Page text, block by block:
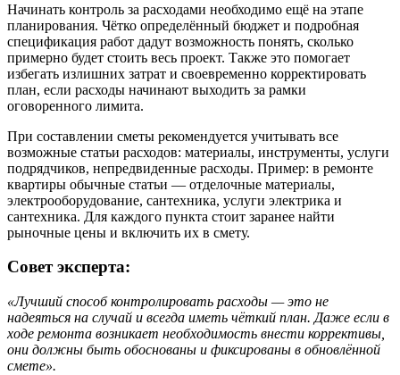
Начинать контроль за расходами необходимо ещё на этапе
планирования. Чётко определённый бюджет и подробная
спецификация работ дадут возможность понять, сколько
примерно будет стоить весь проект. Также это помогает
избегать излишних затрат и своевременно корректировать
план, если расходы начинают выходить за рамки
оговоренного лимита.
При составлении сметы рекомендуется учитывать все
возможные статьи расходов: материалы, инструменты, услуги
подрядчиков, непредвиденные расходы. Пример: в ремонте
квартиры обычные статьи — отделочные материалы,
электрооборудование, сантехника, услуги электрика и
сантехника. Для каждого пункта стоит заранее найти
рыночные цены и включить их в смету.
Совет эксперта:
«Лучший способ контролировать расходы — это не
надеяться на случай и всегда иметь чёткий план. Даже если в
ходе ремонта возникает необходимость внести коррективы,
они должны быть обоснованы и фиксированы в обновлённой
смете».